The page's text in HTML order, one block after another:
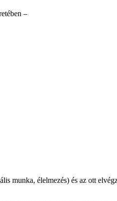
–
munka, élelmezés) és az ott